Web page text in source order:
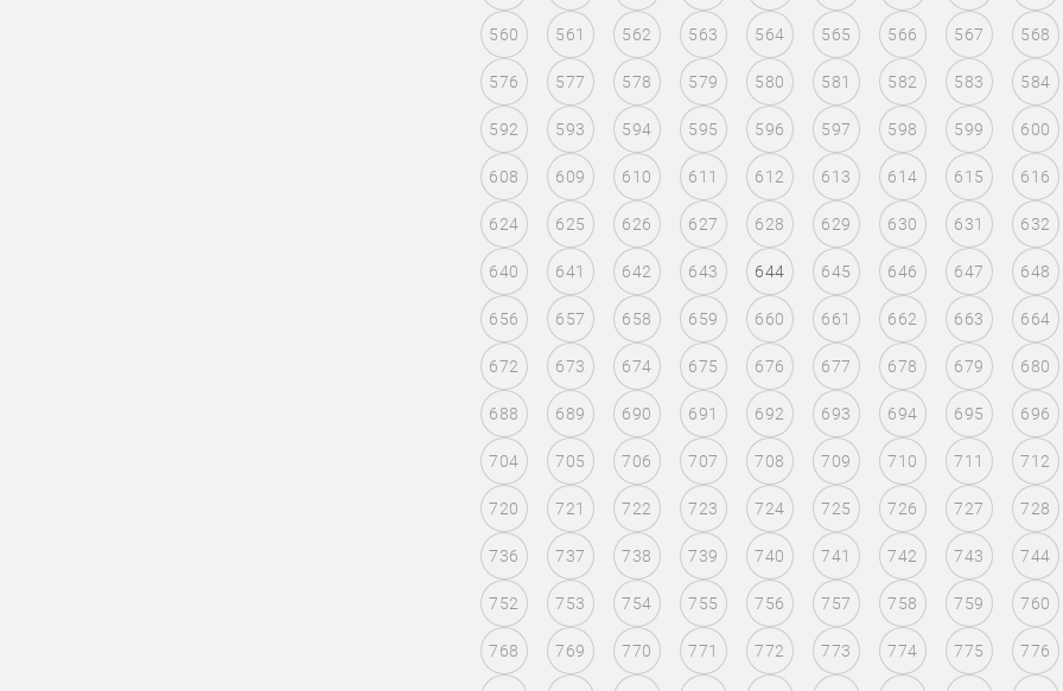
560 561 562 563 564 565 566 567 568
576 577 578 579 580 581 582 583 584
592 593 594 595 596 597 598 599 600
608 609 610 611 612 613 614 615 616
624 625 626 627 628 629 630 631 632
640 641 642 643 644 645 646 647 648
656 657 658 659 660 661 662 663 664
672 673 674 675 676 677 678 679 680
688 689 690 691 692 693 694 695 696
704 705 706 707 708 709 710 711 712
720 721 722 723 724 725 726 727 728
736 737 738 739 740 741 742 743 744
752 753 754 755 756 757 758 759 760
768 769 770 771 772 773 774 775 776